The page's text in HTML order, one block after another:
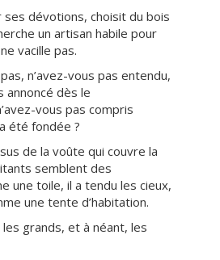
ses dévotions, choisit du bois
un artisan habile pour
vacille pas.
n’avez-vous pas entendu,
annoncé dès le
vous pas compris
été fondée ?
de la voûte qui couvre la
semblent des
une toile, il a tendu les cieux,
une tente d’habitation.
grands, et à néant, les